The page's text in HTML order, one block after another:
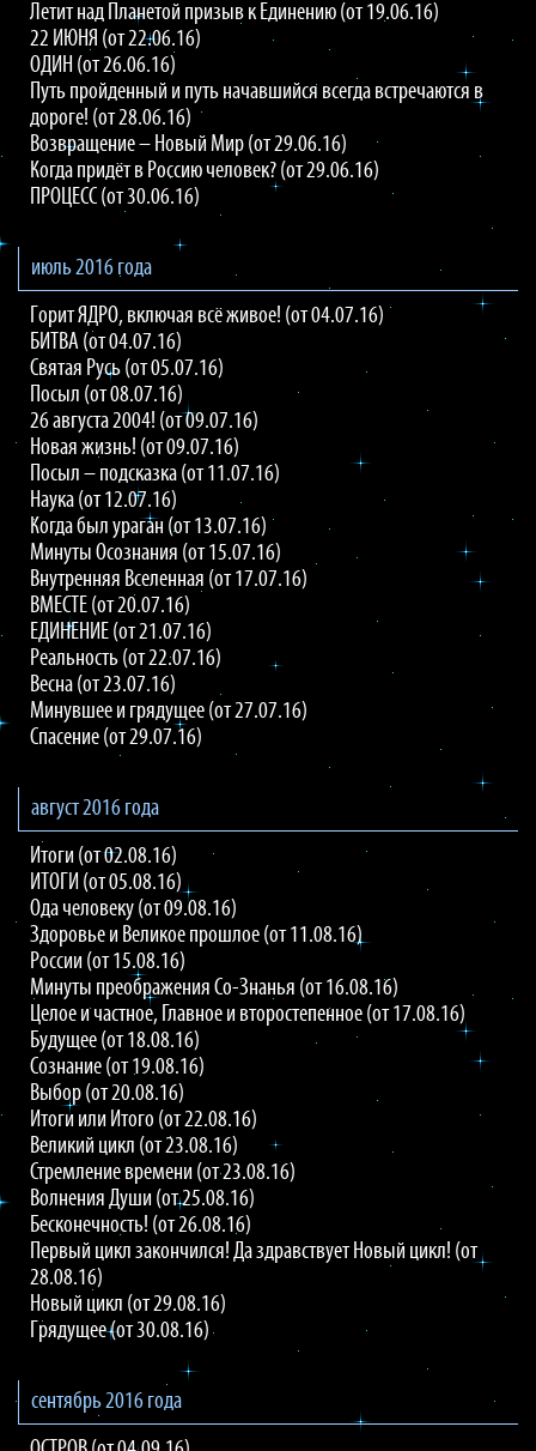
Летит над Планетой призыв к Единению (от 19.06.16)
22 ИЮНЯ (от 22.06.16)
ОДИН (от 26.06.16)
Путь пройденный и путь начавшийся всегда встречаются в
дороге! (от 28.06.16)
Возвращение – Новый Мир (от 29.06.16)
Когда придёт в Россию человек? (от 29.06.16)
ПРОЦЕСС (от 30.06.16)
июль 2016 года
Горит ЯДРО, включая всё живое! (от 04.07.16)
БИТВА (от 04.07.16)
Святая Русь (от 05.07.16)
Посыл (от 08.07.16)
26 августа 2004! (от 09.07.16)
Новая жизнь! (от 09.07.16)
Посыл – подсказка (от 11.07.16)
Наука (от 12.07.16)
Когда был ураган (от 13.07.16)
Минуты Осознания (от 15.07.16)
Внутренняя Вселенная (от 17.07.16)
ВМЕСТЕ (от 20.07.16)
ЕДИНЕНИЕ (от 21.07.16)
Реальность (от 22.07.16)
Весна (от 23.07.16)
Минувшее и грядущее (от 27.07.16)
Спасение (от 29.07.16)
август 2016 года
Итоги (от 02.08.16)
ИТОГИ (от 05.08.16)
Ода человеку (от 09.08.16)
Здоровье и Великое прошлое (от 11.08.16)
России (от 15.08.16)
Минуты преображения Со-Знанья (от 16.08.16)
Целое и частное, Главное и второстепенное (от 17.08.16)
Будущее (от 18.08.16)
Сознание (от 19.08.16)
Выбор (от 20.08.16)
Итоги или Итого (от 22.08.16)
Великий цикл (от 23.08.16)
Стремление времени (от 23.08.16)
Волнения Души (от 25.08.16)
Бесконечность! (от 26.08.16)
Первый цикл закончился! Да здравствует Новый цикл! (от
28.08.16)
Новый цикл (от 29.08.16)
Грядущее (от 30.08.16)
сентябрь 2016 года